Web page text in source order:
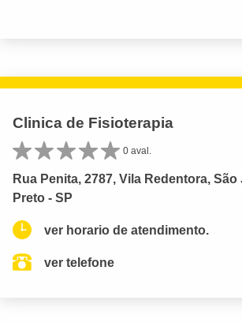
Clinica de Fisioterapia
0 aval.
Rua Penita, 2787, Vila Redentora,
Preto - SP
ver horario de atendimento.
ver telefone